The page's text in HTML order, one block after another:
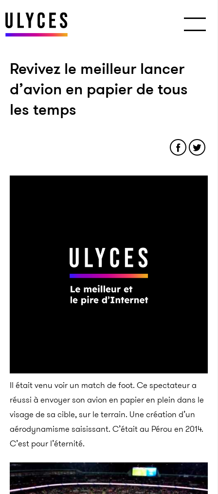
Revivez le meilleur lancer
d’avion en papier de tous
les temps
Il était venu voir un match de foot. Ce spectateur a
réussi à envoyer son avion en papier en plein dans le
visage de sa cible, sur le terrain. Une création d’un
aérodynamisme saisissant. C’était au Pérou en 2014.
C’est pour l’éternité.